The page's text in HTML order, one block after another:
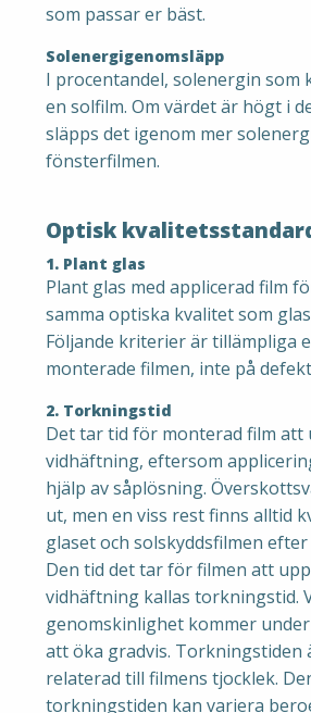
som passar er bäst.
Solenergigenomsläpp
I procentandel, solenergin som
en solfilm. Om värdet är högt i
släpps det igenom mer
fönsterfilmen.
Optisk
1. Plant glas
Plant glas med applicerad film
samma optiska kvalitet som
Följande kriterier är tillämpliga
monterade filmen, inte på
2. Torkningstid
Det tar tid för monterad film att
vidhäftning, eftersom
hjälp av såplösning.
ut, men en viss rest finns alltid
glaset och solskyddsfilmen
Den tid det tar för filmen att
vidhäftning kallas torkningstid.
genomskinlighet kommer
att öka gradvis. Torkningstiden
relaterad till filmens tjocklek.
torkningstiden kan variera